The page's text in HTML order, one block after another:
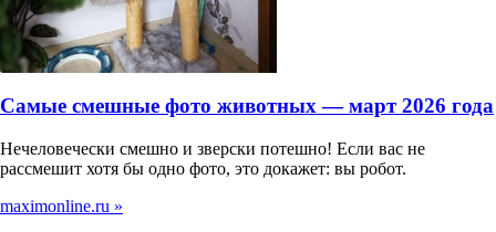
Самые смешные фото животных — март 2026 года
Нечеловечески смешно и зверски потешно! Если вас не
рассмешит хотя бы одно фото, это докажет: вы робот.
maximonline.ru »